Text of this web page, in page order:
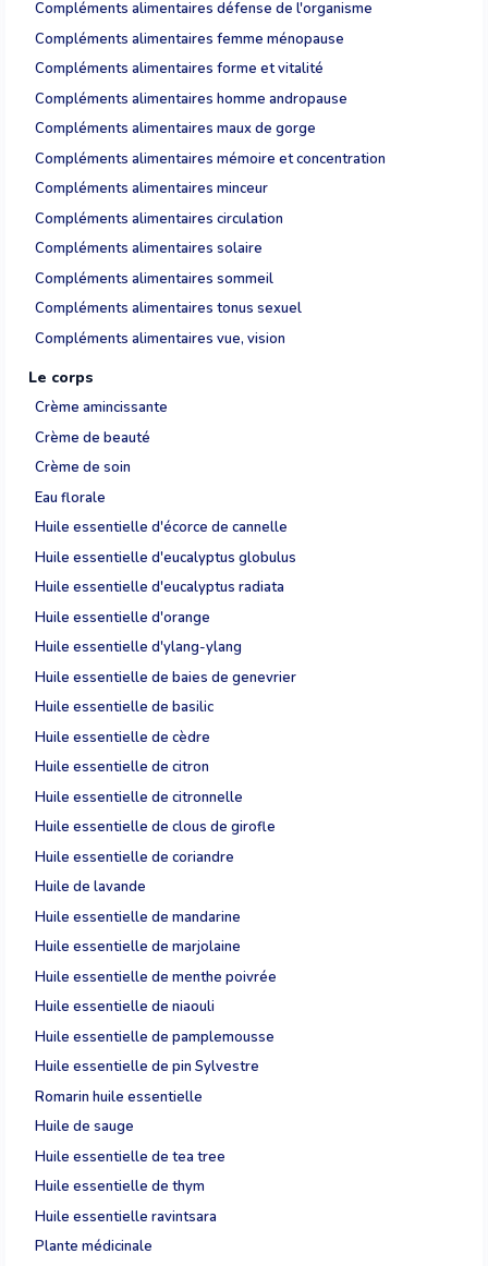
Compléments alimentaires défense de l'organisme
Compléments alimentaires femme ménopause
Compléments alimentaires forme et vitalité
Compléments alimentaires homme andropause
Compléments alimentaires maux de gorge
Compléments alimentaires mémoire et concentration
Compléments alimentaires minceur
Compléments alimentaires circulation
Compléments alimentaires solaire
Compléments alimentaires sommeil
Compléments alimentaires tonus sexuel
Compléments alimentaires vue, vision
Le corps
Crème amincissante
Crème de beauté
Crème de soin
Eau florale
Huile essentielle d'écorce de cannelle
Huile essentielle d'eucalyptus globulus
Huile essentielle d'eucalyptus radiata
Huile essentielle d'orange
Huile essentielle d'ylang-ylang
Huile essentielle de baies de genevrier
Huile essentielle de basilic
Huile essentielle de cèdre
Huile essentielle de citron
Huile essentielle de citronnelle
Huile essentielle de clous de girofle
Huile essentielle de coriandre
Huile de lavande
Huile essentielle de mandarine
Huile essentielle de marjolaine
Huile essentielle de menthe poivrée
Huile essentielle de niaouli
Huile essentielle de pamplemousse
Huile essentielle de pin Sylvestre
Romarin huile essentielle
Huile de sauge
Huile essentielle de tea tree
Huile essentielle de thym
Huile essentielle ravintsara
Plante médicinale